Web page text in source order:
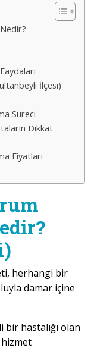
İlçesi)
Süreci
Dikkat
Fiyatları
herhangi bir
damar içine
hastalığı olan